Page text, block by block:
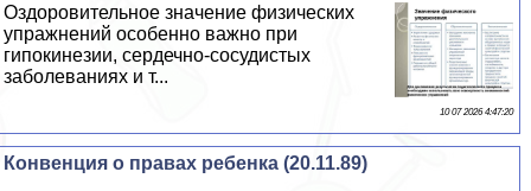
Оздоровительное значение физических
упражнений особенно важно при
гипокинезии, сердечно-сосудистых
заболеваниях и т...
10 07 2026 4:47:20
Конвенция о правах ребенка (20.11.89)